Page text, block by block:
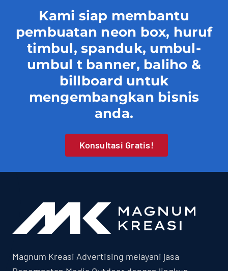
Kami siap membantu
pembuatan neon box, huruf
timbul, spanduk, umbul-
umbul t banner, baliho &
billboard untuk
mengembangkan bisnis
anda.
Konsultasi Gratis!
Magnum Kreasi Advertising melayani jasa